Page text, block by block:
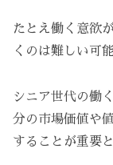
たとえ働く意欲
くのは難しい可
シニア世代の働
分の市場価値や
することが重要